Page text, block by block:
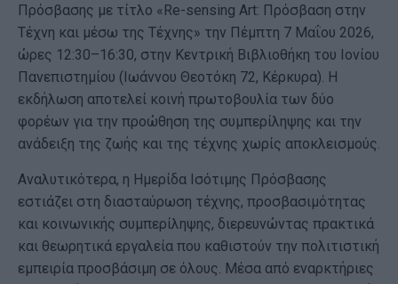
Πρόσβασης με τίτλο «Re-sensing Art: Πρόσβαση στην
Τέχνη και μέσω της Τέχνης» την Πέμπτη 7 Μαΐου 2026,
ώρες 12:30–16:30, στην Κεντρική Βιβλιοθήκη του Ιονίου
Πανεπιστημίου (Ιωάννου Θεοτόκη 72, Κέρκυρα). Η
εκδήλωση αποτελεί κοινή πρωτοβουλία των δύο
φορέων για την προώθηση της συμπερίληψης και την
ανάδειξη της ζωής και της τέχνης χωρίς αποκλεισμούς.
Αναλυτικότερα, η Ημερίδα Ισότιμης Πρόσβασης
εστιάζει στη διασταύρωση τέχνης, προσβασιμότητας
και κοινωνικής συμπερίληψης, διερευνώντας πρακτικά
και θεωρητικά εργαλεία που καθιστούν την πολιτιστική
εμπειρία προσβάσιμη σε όλους. Μέσα από εναρκτήριες